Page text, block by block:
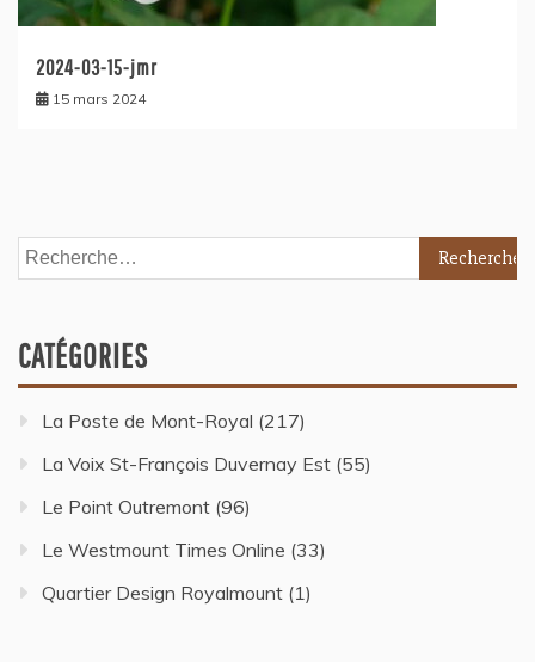
2024-03-15-jmr
15 mars 2024
CATÉGORIES
La Poste de Mont-Royal (217)
La Voix St-François Duvernay Est (55)
Le Point Outremont (96)
Le Westmount Times Online (33)
Quartier Design Royalmount (1)